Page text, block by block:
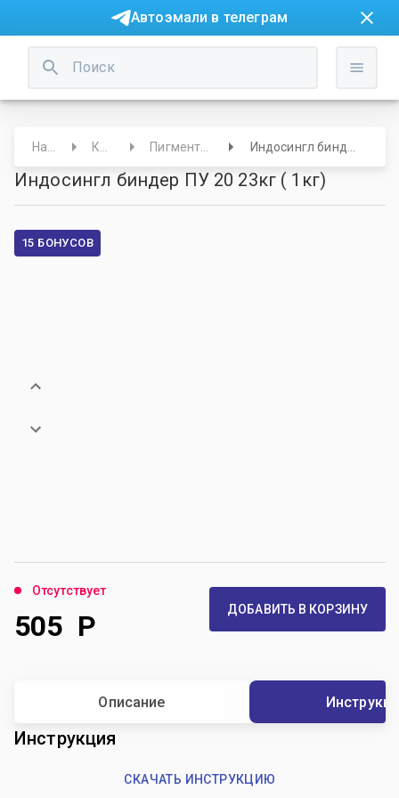
Автоэмали в телеграм
Индосингл биндер ПУ 20 23кг ( 1кг)
15 БОНУСОВ
Отсутствует
505 Р ДОБАВИТЬ В КОРЗИНУ
Описание
Инструкция
СКАЧАТЬ ИНСТРУКЦИЮ